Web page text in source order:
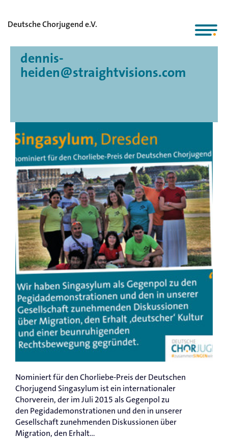
Deutsche Chorjugend e.V.
dennis-
heiden@straightvisions.com
Nominiert für den Chorliebe-Preis der Deutschen
Chorjugend Singasylum ist ein internationaler
Chorverein, der im Juli 2015 als Gegenpol zu
den Pegidademonstrationen und den in unserer
Gesellschaft zunehmenden Diskussionen über
Migration, den Erhalt...